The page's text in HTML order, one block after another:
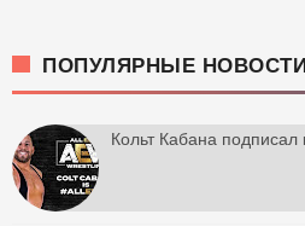
ПОПУЛЯРНЫЕ НОВОСТИ
Кольт Кабана подписал